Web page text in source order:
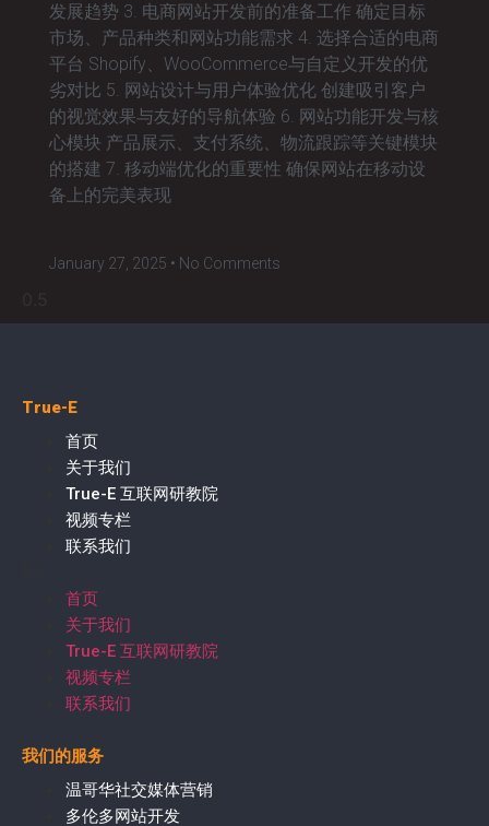
发展趋势 3. 电商网站开发前的准备工作 确定目标
市场、产品种类和网站功能需求 4. 选择合适的电商
平台 Shopify、WooCommerce与自定义开发的优
劣对比 5. 网站设计与用户体验优化 创建吸引客户
的视觉效果与友好的导航体验 6. 网站功能开发与核
心模块 产品展示、支付系统、物流跟踪等关键模块
的搭建 7. 移动端优化的重要性 确保网站在移动设
备上的完美表现
January 27, 2025 No Comments
True-E
首页
关于我们
True-E 互联网研教院
视频专栏
联系我们
首页
关于我们
True-E 互联网研教院
视频专栏
联系我们
我们的服务
温哥华社交媒体营销
多伦多网站开发